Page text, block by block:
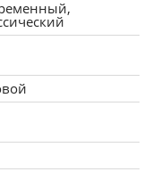
подойдет для
раскладывается,
160x200 см.